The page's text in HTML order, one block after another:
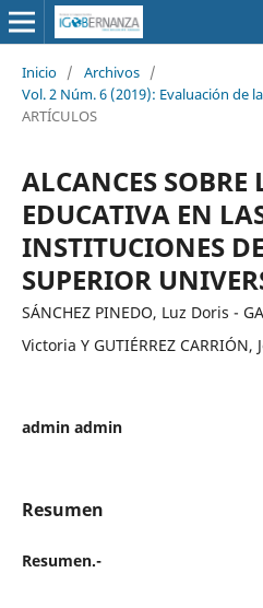
Inicio / Archivos /
Vol. 2 Núm. 6 (2019): Evaluación de
ARTÍCULOS
ALCANCES
EDUCATIVA EN
INSTITUCIONES
SUPERIOR
SÁNCHEZ PINEDO, Luz Doris -
Victoria Y GUTIÉRREZ CARRIÓN,
admin admin
Resumen
Resumen.-